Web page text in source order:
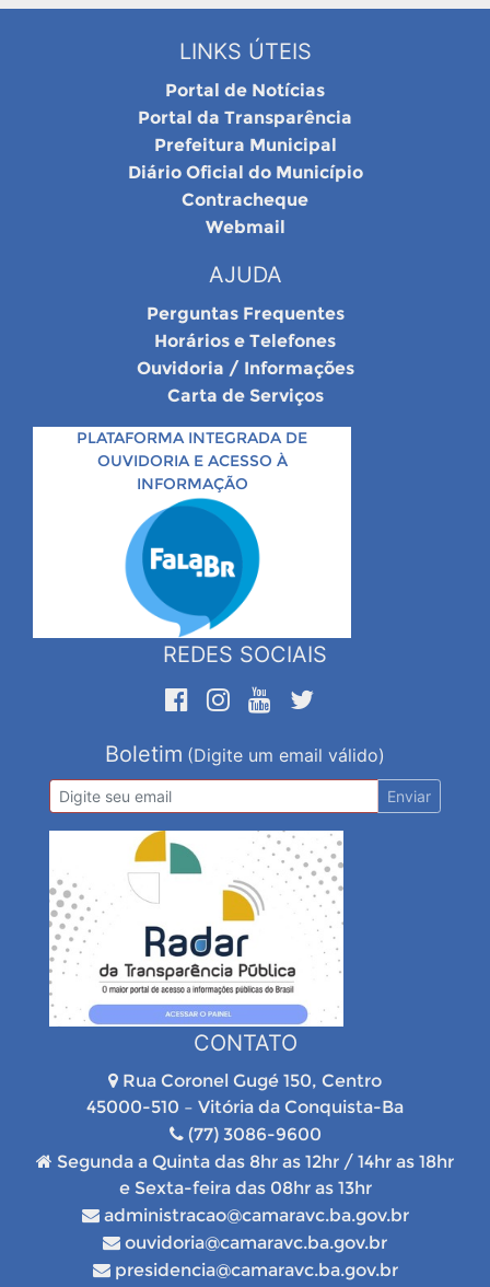
LINKS ÚTEIS
Portal de Notícias
Portal da Transparência
Prefeitura Municipal
Diário Oficial do Município
Contracheque
Webmail
AJUDA
Perguntas Frequentes
Horários e Telefones
Ouvidoria / Informações
Carta de Serviços
PLATAFORMA INTEGRADA DE
OUVIDORIA E ACESSO À
INFORMAÇÃO
REDES SOCIAIS
Boletim (Digite um email válido)
Enviar
CONTATO
Rua Coronel Gugé 150, Centro
45000-510 – Vitória da Conquista-Ba
(77) 3086-9600
Segunda a Quinta das 8hr as 12hr / 14hr as 18hr
e Sexta-feira das 08hr as 13hr
administracao@camaravc.ba.gov.br
ouvidoria@camaravc.ba.gov.br
presidencia@camaravc.ba.gov.br